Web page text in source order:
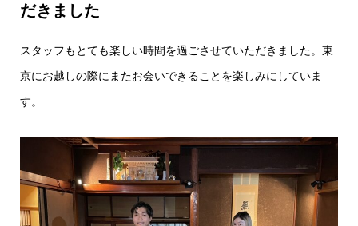
だきました
スタッフもとても楽しい時間を過ごさせていただきました。東
京にお越しの際にまたお会いできることを楽しみにしていま
す。